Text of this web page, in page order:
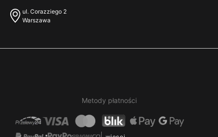
ul. Corazziego 2
Warszawa
Metody płatności